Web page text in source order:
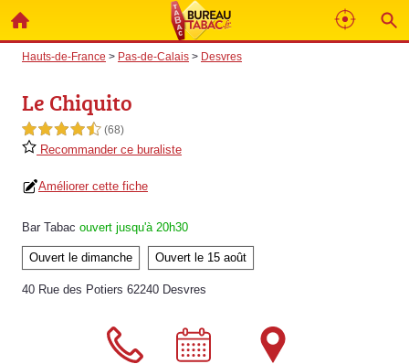
Hauts-de-France > Pas-de-Calais > Desvres
Le Chiquito
4,5 étoiles sur 5 (68)
Recommander ce buraliste
Améliorer cette fiche
Bar Tabac ouvert jusqu'à 20h30
Ouvert le dimanche Ouvert le 15 août
40 Rue des Potiers 62240 Desvres